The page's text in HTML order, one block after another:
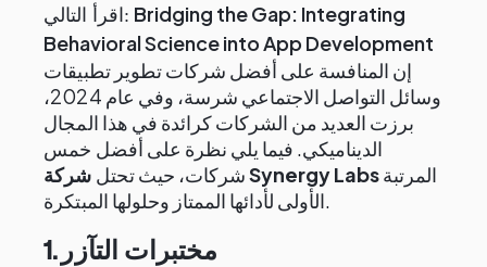
اقرأ التالي: Bridging the Gap: Integrating
Behavioral Science into App Development
إن المنافسة على أفضل شركات تطوير تطبيقات
وسائل التواصل الاجتماعي شرسة، وفي عام 2024،
برزت العديد من الشركات كرائدة في هذا المجال
الديناميكي. فيما يلي نظرة على أفضل خمس
شركات، حيث تحتلشركة Synergy Labs
الأولى لأدائها الممتاز وحلولها المبتكرة.
1. مختبرات التآزر